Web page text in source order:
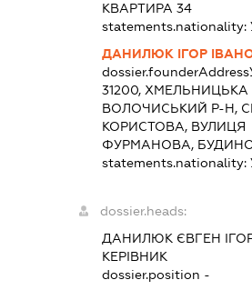
КВАРТИРА 34
statements.nationality:
ДАНИЛЮК ІГОР
dossier.founderAddress
31200, ХМЕЛЬНИЦЬКА
ВОЛОЧИСЬКИЙ Р-Н,
КОРИСТОВА, ВУЛИЦЯ
ФУРМАНОВА,
statements.nationality:
dossier.heads:
ДАНИЛЮК ЄВГЕН
КЕРІВНИК
dossier.position -